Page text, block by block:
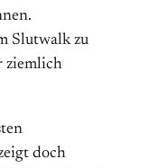
Slutwalk zu
ziemlich
doch